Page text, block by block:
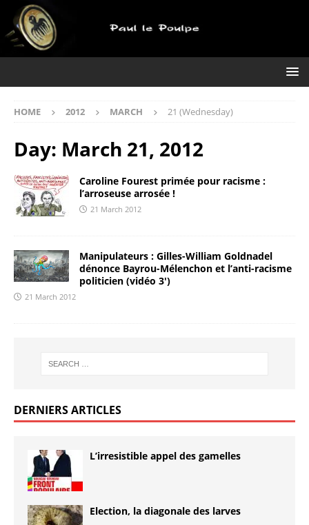
HOME 2012 MARCH 21 (Wednesday)
Day: March 21, 2012
Caroline Fourest primée pour racisme :
l’arroseuse arrosée !
21 March 2012
Manipulateurs : Gilles-William Goldnadel
dénonce Bayrou-Mélenchon et l’anti-racisme
politicien (vidéo 3′)
21 March 2012
DERNIERS ARTICLES
L’irresistible appel des gamelles
Election, la diagonale des larves